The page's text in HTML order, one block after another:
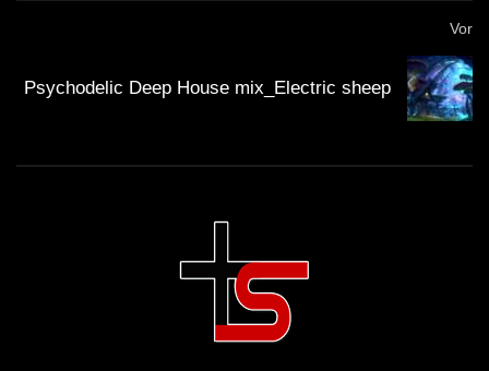
Vor
Psychodelic Deep House mix_Electric sheep